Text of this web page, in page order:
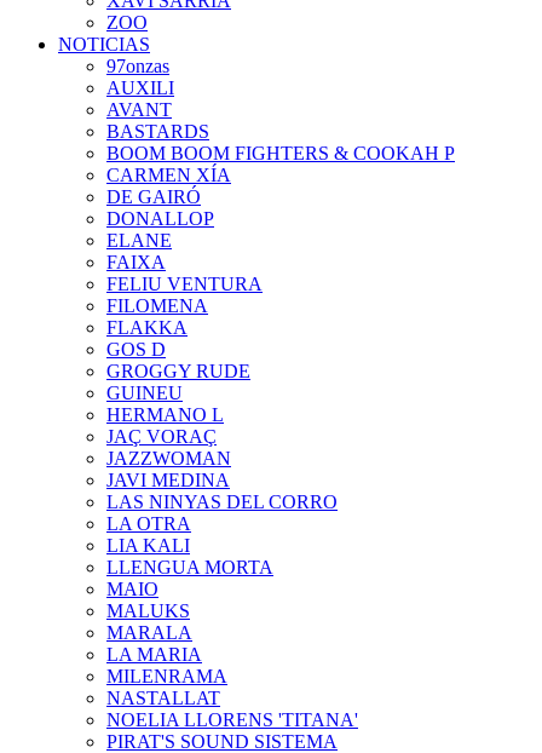
ZOO
NOTICIAS
97onzas
AUXILI
AVANT
BASTARDS
BOOM BOOM FIGHTERS & COOKAH P
CARMEN XÍA
DE GAIRÓ
DONALLOP
ELANE
FAIXA
FELIU VENTURA
FILOMENA
FLAKKA
GOS D
GROGGY RUDE
GUINEU
HERMANO L
JAÇ VORAÇ
JAZZWOMAN
JAVI MEDINA
LAS NINYAS DEL CORRO
LA OTRA
LIA KALI
LLENGUA MORTA
MAIO
MALUKS
MARALA
LA MARIA
MILENRAMA
NASTALLAT
NOELIA LLORENS 'TITANA'
PIRAT'S SOUND SISTEMA